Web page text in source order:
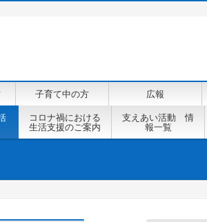
子育て中の方 広報
コロナ禍における
生活支援のご案内
支えあい活動 情
報一覧